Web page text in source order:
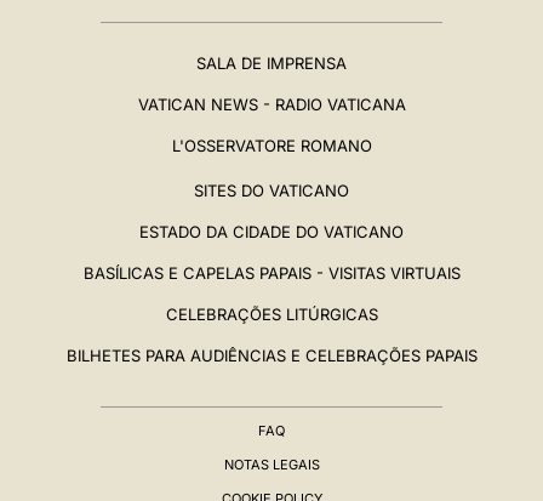
SALA DE IMPRENSA
VATICAN NEWS - RADIO VATICANA
L'OSSERVATORE ROMANO
SITES DO VATICANO
ESTADO DA CIDADE DO VATICANO
BASÍLICAS E CAPELAS PAPAIS - VISITAS VIRTUAIS
CELEBRAÇÕES LITÚRGICAS
BILHETES PARA AUDIÊNCIAS E CELEBRAÇÕES PAPAIS
FAQ
NOTAS LEGAIS